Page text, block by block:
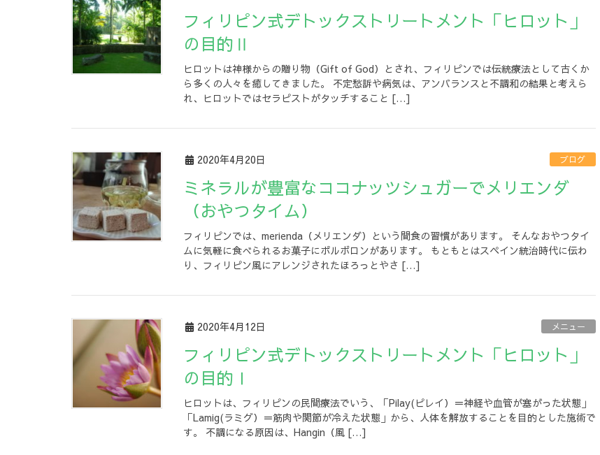
フィリピン式デトックストリートメント「ヒロット」
の目的Ⅱ
ヒロットは神様からの贈り物（Gift of God）とされ、フィリピンでは伝統療法として古くか
ら多くの人々を癒してきました。 不定愁訴や病気は、アンバランスと不調和の結果と考えら
れ、ヒロットではセラピストがタッチすること […]
2020年4月20日 ブログ
ミネラルが豊富なココナッツシュガーでメリエンダ
（おやつタイム）
フィリピンでは、merienda（メリエンダ）という間食の習慣があります。 そんなおやつタイ
ムに気軽に食べられるお菓子にポルボロンがあります。 もともとはスペイン統治時代に伝わ
り、フィリピン風にアレンジされたほろっとやさ […]
2020年4月12日 メニュー
フィリピン式デトックストリートメント「ヒロット」
の目的Ⅰ
ヒロットは、フィリピンの民間療法でいう、「Pilay(ピレイ）＝神経や血管が塞がった状態」
「Lamig(ラミグ）＝筋肉や関節が冷えた状態」から、人体を解放することを目的とした施術で
す。 不調になる原因は、Hangin（風 […]